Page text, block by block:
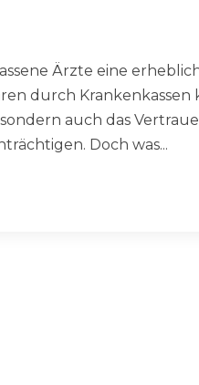
Ärzte eine
durch Krankenkassen
auch das
Doch was...